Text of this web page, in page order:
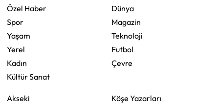
Özel Haber
Spor
Yaşam
Yerel
Kadın
Kültür Sanat
Dünya
Magazin
Teknoloji
Futbol
Çevre
Akseki
Köşe Yazarları